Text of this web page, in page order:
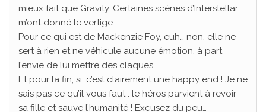
mieux fait que Gravity. Certaines scènes d’Interstellar
m’ont donné le vertige.
Pour ce qui est de Mackenzie Foy, euh… non, elle ne
sert à rien et ne véhicule aucune émotion, à part
l’envie de lui mettre des claques.
Et pour la fin, si, c’est clairement une happy end ! Je ne
sais pas ce qu’il vous faut : le héros parvient à revoir
sa fille et sauve l’humanité ! Excusez du peu…